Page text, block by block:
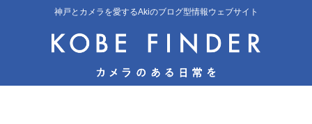
神戸とカメラを愛するAkiのブログ型情報ウェブサイト